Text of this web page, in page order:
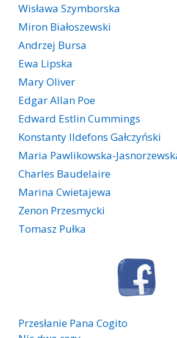
Wisława Szymborska
Miron Białoszewski
Andrzej Bursa
Ewa Lipska
Mary Oliver
Edgar Allan Poe
Edward Estlin Cummings
Konstanty Ildefons Gałczyński
Maria Pawlikowska-
Charles Baudelaire
Marina Cwietajewa
Zenon Przesmycki
Tomasz Pułka
Przesłanie Pana Cogito